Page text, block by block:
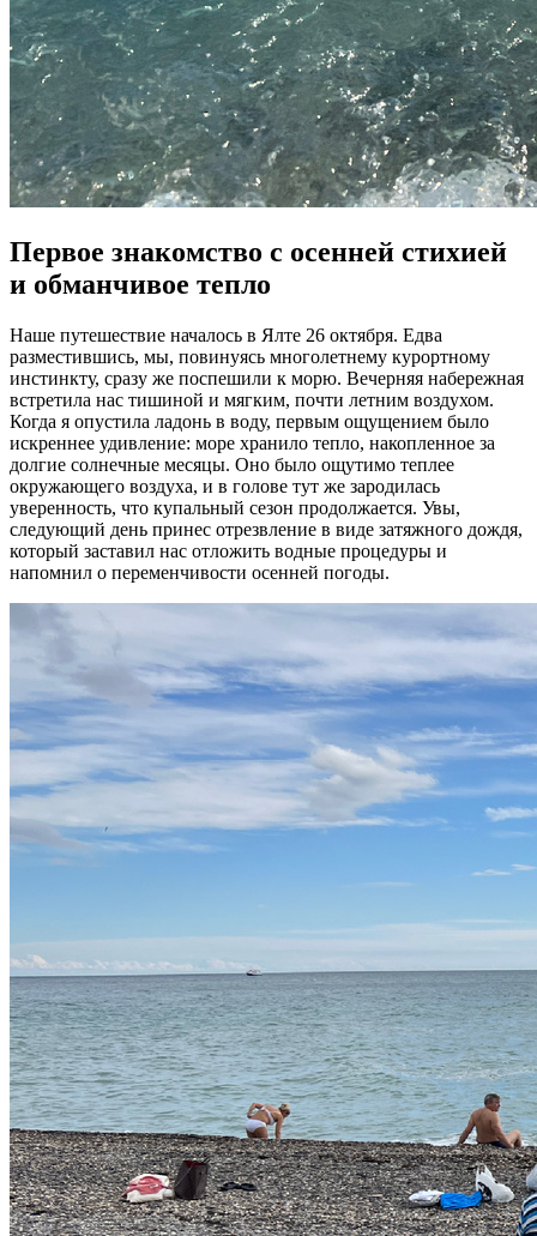
Первое знакомство с осенней стихией
и обманчивое тепло
Наше путешествие началось в Ялте 26 октября. Едва
разместившись, мы, повинуясь многолетнему курортному
инстинкту, сразу же поспешили к морю. Вечерняя набережная
встретила нас тишиной и мягким, почти летним воздухом.
Когда я опустила ладонь в воду, первым ощущением было
искреннее удивление: море хранило тепло, накопленное за
долгие солнечные месяцы. Оно было ощутимо теплее
окружающего воздуха, и в голове тут же зародилась
уверенность, что купальный сезон продолжается. Увы,
следующий день принес отрезвление в виде затяжного дождя,
который заставил нас отложить водные процедуры и
напомнил о переменчивости осенней погоды.